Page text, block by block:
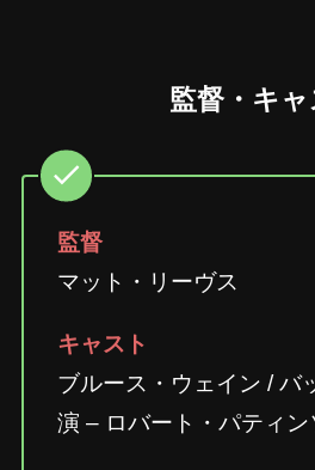
監督・キャ
監督
マット・リーヴス
キャスト
ブルース・ウェイン / バ
演 – ロバート・パティン